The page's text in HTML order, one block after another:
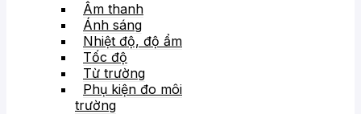
Âm thanh
Ánh sáng
Nhiệt độ, độ ẩm
Tốc độ
Từ trường
Phụ kiện đo môi
trường